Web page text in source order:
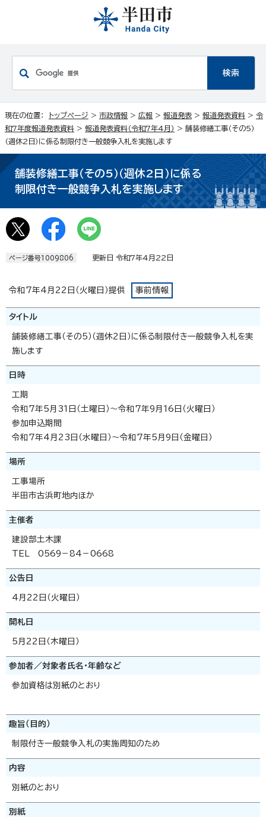
現在の位置： トップページ > 市政情報 > 広報 > 報道発表 > 報道発表資料 > 令
和7年度報道発表資料 > 報道発表資料（令和7年4月） > 舗装修繕工事（その5）
（週休2日）に係る制限付き一般競争入札を実施します
舗装修繕工事（その5）（週休2日）に係る
制限付き一般競争入札を実施します
ページ番号1009806 更新日 令和7年4月22日
令和7年4月22日（火曜日）提供 事前情報
タイトル
舗装修繕工事（その5）（週休2日）に係る制限付き一般競争入札を実
施します
日時
工期
令和7年5月31日（土曜日）～令和7年9月16日（火曜日）
参加申込期間
令和7年4月23日（水曜日）～令和7年5月9日（金曜日）
場所
工事場所
半田市古浜町地内ほか
主催者
建設部土木課
TEL 0569－84－0668
公告日
4月22日（火曜日）
開札日
5月22日（木曜日）
参加者／対象者氏名・年齢など
参加資格は別紙のとおり
趣旨（目的）
制限付き一般競争入札の実施周知のため
内容
別紙のとおり
別紙